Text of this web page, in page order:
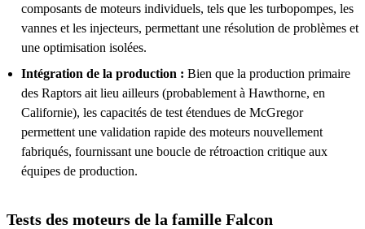
composants de moteurs individuels, tels que les turbopompes, les
vannes et les injecteurs, permettant une résolution de problèmes et
une optimisation isolées.
Intégration de la production : Bien que la production primaire
des Raptors ait lieu ailleurs (probablement à Hawthorne, en
Californie), les capacités de test étendues de McGregor
permettent une validation rapide des moteurs nouvellement
fabriqués, fournissant une boucle de rétroaction critique aux
équipes de production.
Tests des moteurs de la famille Falcon